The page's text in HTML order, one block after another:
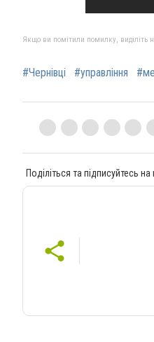
Якщо ви помітили помилку, виділіть
#Чернівці #управління
Поділіться та підписуйтесь